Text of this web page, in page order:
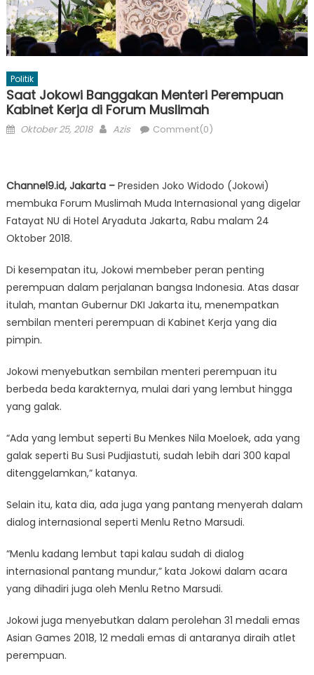
Politik
Saat Jokowi Banggakan Menteri Perempuan
Kabinet Kerja di Forum Muslimah
Posted
Oktober 25, 2018 Author
Azis Comment(0)
Channel9.id, Jakarta –Presiden Joko Widodo (Jokowi)
membuka Forum Muslimah Muda Internasional yang digelar
Fatayat NU di Hotel Aryaduta Jakarta, Rabu malam 24
Oktober 2018.
Di kesempatan itu, Jokowi membeber peran penting
perempuan dalam perjalanan bangsa Indonesia. Atas dasar
itulah, mantan Gubernur DKI Jakarta itu, menempatkan
sembilan menteri perempuan di Kabinet Kerja yang dia
pimpin.
Jokowi menyebutkan sembilan menteri perempuan itu
berbeda beda karakternya, mulai dari yang lembut hingga
yang galak.
“Ada yang lembut seperti Bu Menkes Nila Moeloek, ada yang
galak seperti Bu Susi Pudjiastuti, sudah lebih dari 300 kapal
ditenggelamkan,” katanya.
Selain itu, kata dia, ada juga yang pantang menyerah dalam
dialog internasional seperti Menlu Retno Marsudi.
“Menlu kadang lembut tapi kalau sudah di dialog
internasional pantang mundur,” kata Jokowi dalam acara
yang dihadiri juga oleh Menlu Retno Marsudi.
Jokowi juga menyebutkan dalam perolehan 31 medali emas
Asian Games 2018, 12 medali emas di antaranya diraih atlet
perempuan.